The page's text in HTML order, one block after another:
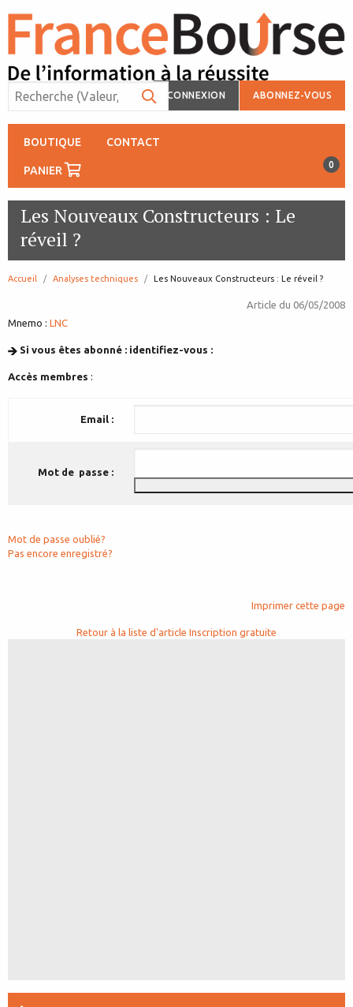
CONNEXION ABONNEZ-VOUS
BOUTIQUE CONTACT
PANIER 0
Les Nouveaux Constructeurs : Le
réveil ?
Accueil Analyses techniques page:
Les Nouveaux Constructeurs : Le réveil ?
Article du 06/05/2008
Mnemo : LNC
Si vous êtes abonné : identifiez-vous :
Accès membres :
Email :
Mot de passe :
Mot de passe oublié?
Pas encore enregistré?
Imprimer cette page
Retour à la liste d'article Inscription gratuite